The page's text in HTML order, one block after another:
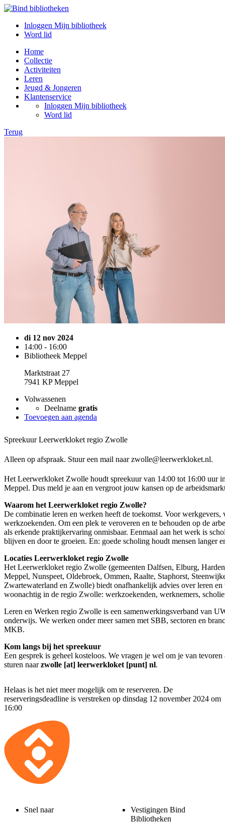
Inloggen Mijn bibliotheek
Word lid
Home
Collectie
Activiteiten
Leren
Jeugd & Jongeren
Klantenservice
Inloggen Mijn bibliotheek
Word lid
Terug
di 12 nov 2024
14:00 - 16:00
Bibliotheek Meppel
Marktstraat 27
7941 KP Meppel
Volwassenen
Deelname gratis
Toevoegen aan agenda
Spreekuur Leerwerkloket regio Zwolle
Alleen op afspraak. Stuur een mail naar zwolle@leerwerkloket.nl.
Het Leerwerkloket Zwolle houdt spreekuur van 14:00 tot 16:00 uur
Meppel. Dus meld je aan en vergroot jouw kansen op de
Waarom het Leerwerkloket regio Zwolle?
De combinatie leren en werken heeft de toekomst. Voor werkgevers,
werkzoekenden. Om een plek te veroveren en te behouden op de
als erkende praktijkervaring onmisbaar. Eenmaal aan het werk is
blijven en door te groeien. En: goede scholing houdt mensen langer
Locaties Leerwerkloket regio Zwolle
Het Leerwerkloket regio Zwolle (gemeenten Dalfsen, Elburg,
Meppel, Nunspeet, Oldebroek, Ommen, Raalte, Staphorst,
Zwartewaterland en Zwolle) biedt onafhankelijk advies over leren en
woonachtig in de regio Zwolle: werkzoekenden, werknemers,
Leren en Werken regio Zwolle is een samenwerkingsverband van
onderwijs. We werken onder meer samen met SBB, sectoren en
MKB.
Kom langs bij het spreekuur
Een gesprek is geheel kosteloos. We vragen je wel om je van
sturen naarzwolle [at] leerwerkloket [punt] nl.
Helaas is het niet meer mogelijk om te reserveren. De
reserveringsdeadline is verstreken op dinsdag 12 november 2024 om
16:00
Snel naar
Vestigingen Bind
Bibliotheken